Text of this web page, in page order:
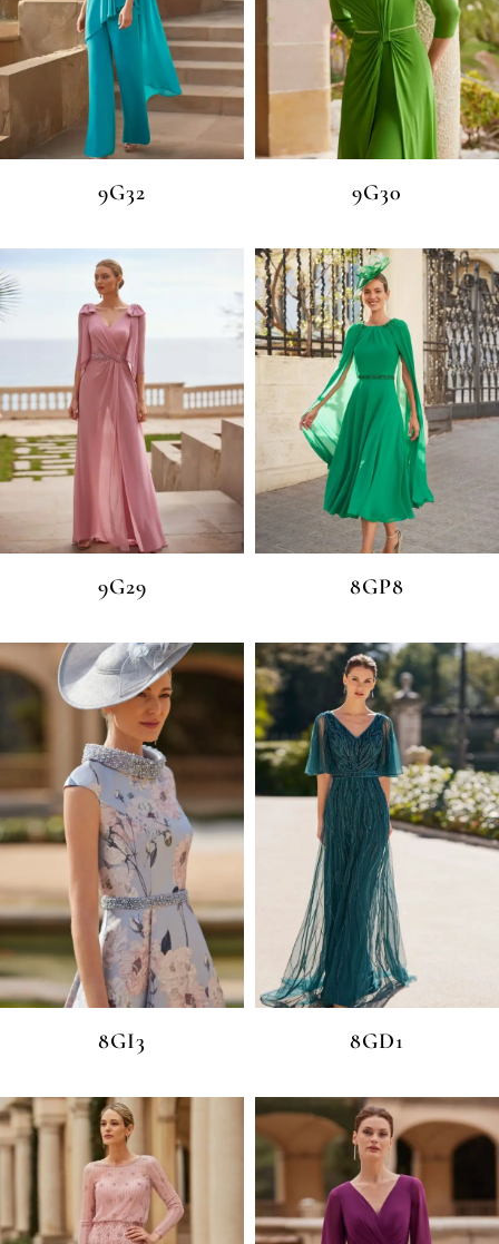
9G32 9G30
9G29 8GP8
8GI3 8GD1